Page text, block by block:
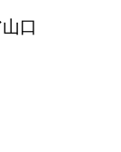
口